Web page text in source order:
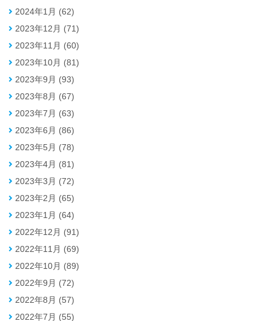
2024年1月 (62)
2023年12月 (71)
2023年11月 (60)
2023年10月 (81)
2023年9月 (93)
2023年8月 (67)
2023年7月 (63)
2023年6月 (86)
2023年5月 (78)
2023年4月 (81)
2023年3月 (72)
2023年2月 (65)
2023年1月 (64)
2022年12月 (91)
2022年11月 (69)
2022年10月 (89)
2022年9月 (72)
2022年8月 (57)
2022年7月 (55)